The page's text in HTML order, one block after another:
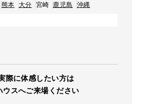
熊本 大分 宮崎 鹿児島 沖縄
際に体感したい方は
ウスへご来場ください